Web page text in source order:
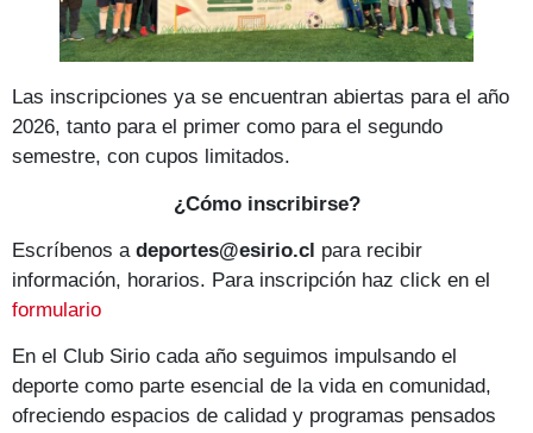
Las inscripciones ya se encuentran abiertas para el año
2026, tanto para el primer como para el segundo
semestre, con cupos limitados.
¿Cómo inscribirse?
Escríbenos a deportes@esirio.cl para recibir
información, horarios. Para inscripción haz click en el
formulario
En el Club Sirio cada año seguimos impulsando el
deporte como parte esencial de la vida en comunidad,
ofreciendo espacios de calidad y programas pensados